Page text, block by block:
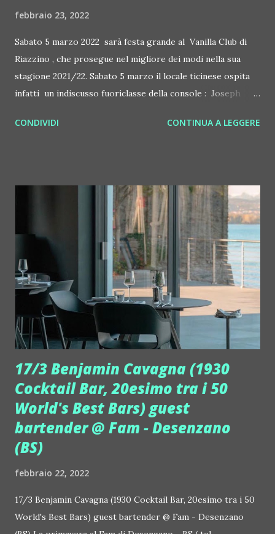
febbraio 23, 2022
Sabato 5 marzo 2022 sarà festa grande al Vanilla Club di
Riazzino , che prosegue nel migliore dei modi nella sua
stagione 2021/22. Sabato 5 marzo il locale ticinese ospita
infatti un indiscusso fuoriclasse della console : Joseph
nei migliori locali e nei migliori festival mondiali, Ultra
nella programmazione stagionale a Marco Carola, Ilario
Alicante, Locodice e a Deborah de Luca.
CONDIVIDI CONTINUA A LEGGERE
17/3 Benjamin Cavagna (1930
Cocktail Bar, 20esimo tra i 50
World's Best Bars) guest
bartender @ Fam - Desenzano
(BS)
febbraio 22, 2022
17/3 Benjamin Cavagna (1930 Cocktail Bar, 20esimo tra i 50
World's Best Bars) guest bartender @ Fam - Desenzano